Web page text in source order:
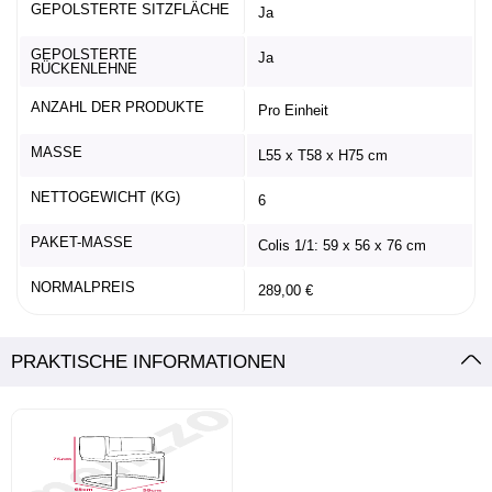
GEPOLSTERTE SITZFLÄCHE Ja
GEPOLSTERTE
RÜCKENLEHNE
Ja
ANZAHL DER PRODUKTE Pro Einheit
MASSE L55 x T58 x H75 cm
NETTOGEWICHT (KG) 6
PAKET-MASSE Colis 1/1: 59 x 56 x 76 cm
NORMALPREIS 289,00 €
PRAKTISCHE INFORMATIONEN